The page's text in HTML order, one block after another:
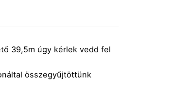
39,5m úgy kérlekvedd fel
összegyűjtöttünk